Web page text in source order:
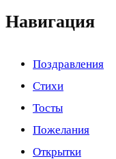
Навигация
Поздравления
Стихи
Тосты
Пожелания
Открытки